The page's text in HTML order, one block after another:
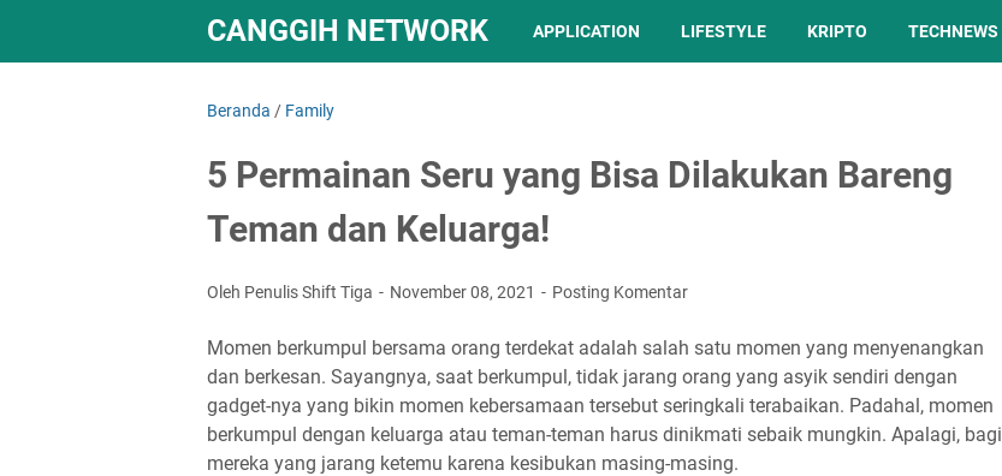
CANGGIH NETWORK APPLICATION LIFESTYLE KRIPTO TECHNEWS
Beranda / Family
5 Permainan Seru yang Bisa Dilakukan Bareng
Teman dan Keluarga!
Oleh Penulis Shift Tiga November 08, 2021 Posting Komentar
Momen berkumpul bersama orang terdekat adalah salah satu momen yang menyenangkan
dan berkesan. Sayangnya, saat berkumpul, tidak jarang orang yang asyik sendiri dengan
gadget-nya yang bikin momen kebersamaan tersebut seringkali terabaikan. Padahal, momen
berkumpul dengan keluarga atau teman-teman harus dinikmati sebaik mungkin. Apalagi, bagi
mereka yang jarang ketemu karena kesibukan masing-masing.